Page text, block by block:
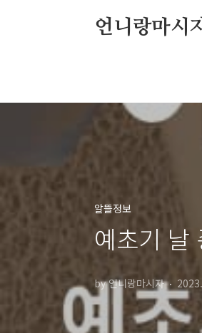
언니랑마시
알뜰정보
예초기 날
by 언니랑마시자